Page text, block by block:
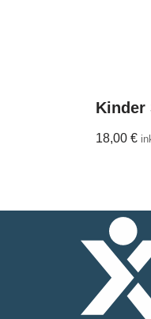
Kinder
18,00€